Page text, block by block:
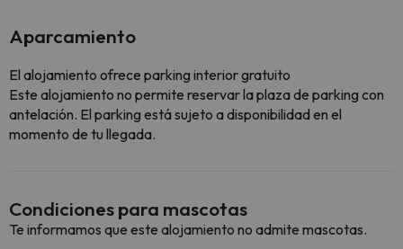
Aparcamiento
El alojamiento ofrece parking interior gratuito
Este alojamiento no permite reservar la plaza de parking con
antelación. El parking está sujeto a disponibilidad en el
momento de tu llegada.
Condiciones para mascotas
Te informamos que este alojamiento no admite mascotas.